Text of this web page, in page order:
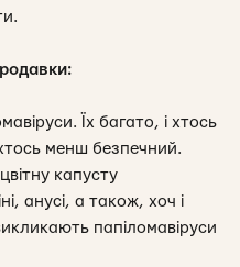
Їх багато, і хтось
менш безпечний.
капусту
анусі, а також, хоч і
папіломавіруси